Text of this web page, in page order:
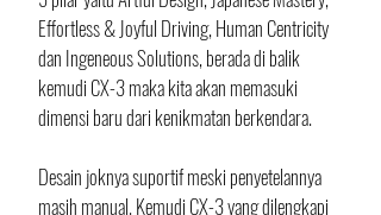
Effortless & Joyful Driving, Human Centricity
dan Ingeneous Solutions, berada di balik
kemudi CX-3 maka kita akan memasuki
dimensi baru dari kenikmatan berkendara.
Desain joknya suportif meski penyetelannya
masih manual. Kemudi CX-3 yang dilengkapi